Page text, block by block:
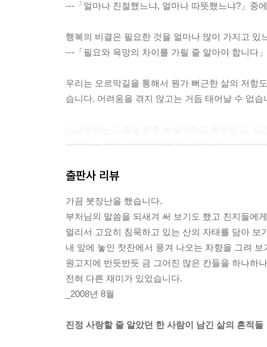
---「얼마나 친절했느냐, 얼마나 따뜻했느냐?」중
행복의 비결은 필요한 것을 얼마나 많이 가지고
---「필요와 욕망의 차이를 가릴 줄 알아야 합니다
우리는 오르막길을 통해서 뭔가 뻐근한 삶의 저항
습니다. 어려움을 겪지 않고는 거듭 태어날 수 없
님께서는 뜻하지 않게 ‘천불교’ 교주가 되신 셈이지
해서 지금까지 그 사실을 아무에게도 말할 수 없
---「종교를 바꿀 생각은 하지 마라」중에서
어머니가 스님께 물었다.
“이제 볼 수 없는 거냐?”
법정 스님이 대답했다.
“왜 못 봐? 불일암에 오면 보지.”
“그럼 길상사로 와.”
출판사 리뷰
가끔 붓장난을 했습니다.
부처님의 말씀을 되새겨 써 보기도 했고 친지들에
멀리서 고요히 침묵하고 있는 산의 자태를 담아 보
내 앞에 놓인 찻잔에서 풍겨 나오는 차향을 그려 보
원고지에 반듯반듯 금 그어진 많은 칸들을 하나하
전혀 다른 재미가 있었습니다.
_2008년 8월
진정 사랑할 줄 알았던 한 사람이 남긴 삶의 흔적들